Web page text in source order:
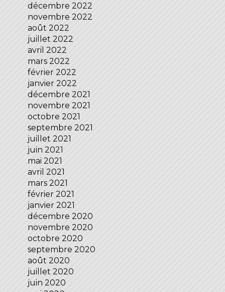
décembre 2022
novembre 2022
août 2022
juillet 2022
avril 2022
mars 2022
février 2022
janvier 2022
décembre 2021
novembre 2021
octobre 2021
septembre 2021
juillet 2021
juin 2021
mai 2021
avril 2021
mars 2021
février 2021
janvier 2021
décembre 2020
novembre 2020
octobre 2020
septembre 2020
août 2020
juillet 2020
juin 2020